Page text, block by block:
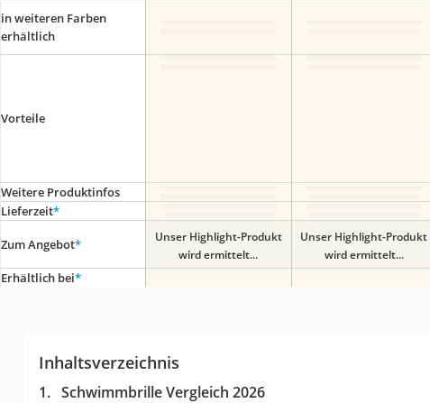
in weiteren Farben
erhältlich
Vorteile
Weitere Produktinfos
Lieferzeit*
Zum Angebot*
Unser Highlight-Produkt
wird ermittelt...
Unser Highlight-Produkt
wird ermittelt...
Erhältlich bei*
Inhaltsverzeichnis
Schwimmbrille Vergleich 2026